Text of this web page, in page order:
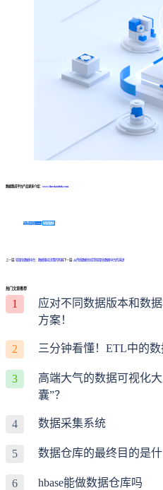
数据集成平台产品更多介绍： www.finedatalink.com
免费体验Demo 咨询方案
上一篇: 轻量化数据中台：数据驱动决策的利器下一篇: 从传统数据仓库到轻量化数据中台的演进
热门文章推荐
1
应对不同数据版本和数
方案！
2 三分钟看懂！ETL中的
3
高端大气的数据可视化
囊”？
4 数据采集系统
5 数据仓库的最终目的是什
6 hbase能做数据仓库吗